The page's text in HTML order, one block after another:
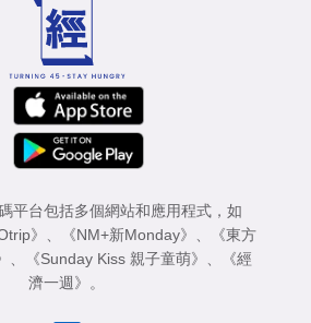
平台包括多個網站和應用程式，如
》 、 《NM+新Monday》 、
《東方
、 《Sunday Kiss 親子童萌》 、
《經
濟一週》 。